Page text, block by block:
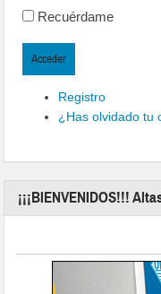
Recuérdame
Acceder
Registro
¿Has olvidado tu
¡¡¡BIENVENIDOS!!!